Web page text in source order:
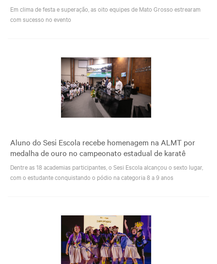
Em clima de festa e superação, as oito equipes de Mato Grosso estrearam
com sucesso no evento
Aluno do Sesi Escola recebe homenagem na ALMT por
medalha de ouro no campeonato estadual de karatê
Dentre as 18 academias participantes, o Sesi Escola alcançou o sexto lugar,
com o estudante conquistando o pódio na categoria 8 a 9 anos